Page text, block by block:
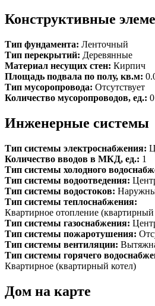
Конструктивные
Тип фундамента: Ленточный
Тип перекрытий: Деревянные
Материал несущих стен: Кирпич
Площадь подвала по полу, кв.м:
Тип мусоропровода: Отсутствует
Количество мусоропроводов, ед.: 0
Инженерные системы
Тип системы электроснабжения:
Количество вводов в МКД, ед.: 1
Тип системы холодного
Тип системы водоотведения:
Тип системы водостоков:
Тип системы теплоснабжения:
Квартирное отопление (квартирный
Тип системы газоснабжения:
Тип системы пожаротушения:
Тип системы вентиляции:
Тип системы горячего
Квартирное (квартирный котел)
Дом на карте